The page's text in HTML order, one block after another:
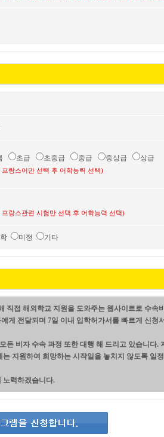
초급 초중급 중급 중상급 상급
랑스어만 선택 후 어학능력 선택)
랑스관련 시험만 선택 후 어학능력 선택)
미정 기타
접 해외학교 지원을 도와주는 웹사이트로 수속
게 전달되며 7일 이내 입학허가서를 빠르게 신청
비자 수속 과정 또한 대행 해 드리고 있습니다.
지원하여 희망하는 시작일을 놓치지 않도록 일
노력하겠습니다.